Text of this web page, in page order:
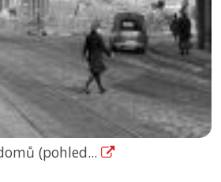
(pohled...